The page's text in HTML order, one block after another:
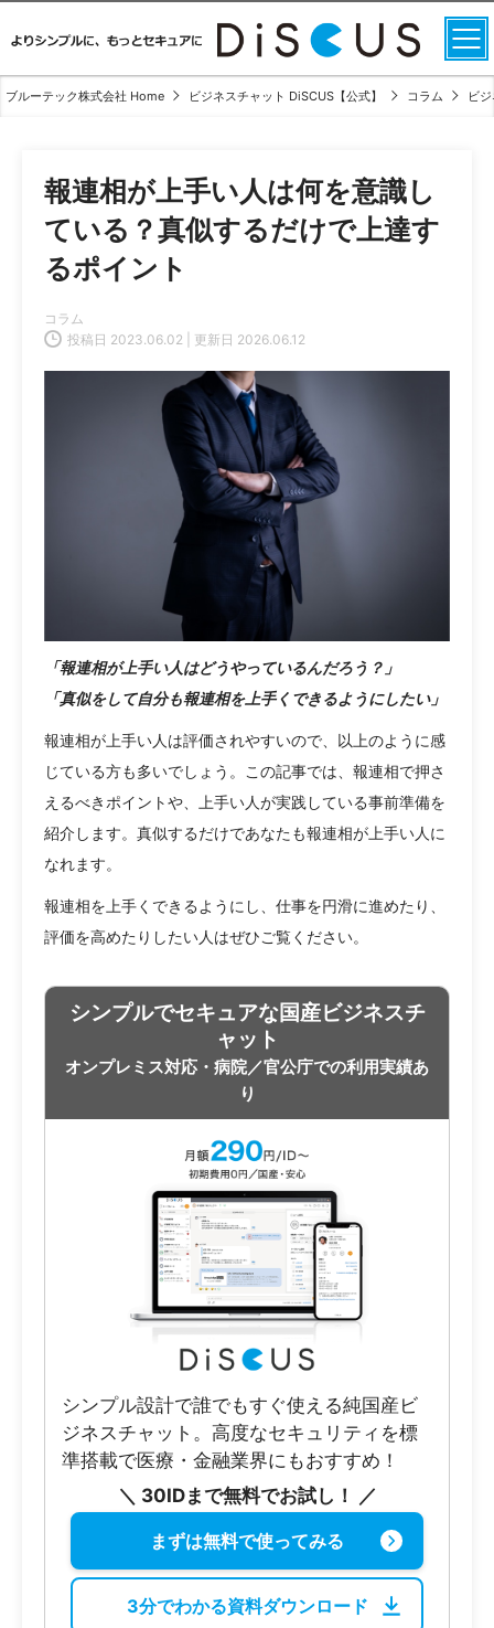
ブルーテック株式会社 Home ビジネスチャット DiSCUS【公式】 コラム ビ
報連相が上手い人は何を意識し
ている？真似するだけで上達す
るポイント
投稿日 2023.06.02 | 更新日 2026.06.12
コラム
「報連相が上手い人はどうやっているんだろう？」
「真似をして自分も報連相を上手くできるようにしたい」
報連相が上手い人は評価されやすいので、以上のように感
じている方も多いでしょう。この記事では、報連相で押さ
えるべきポイントや、上手い人が実践している事前準備を
紹介します。真似するだけであなたも報連相が上手い人に
なれます。
報連相を上手くできるようにし、仕事を円滑に進めたり、
評価を高めたりしたい人はぜひご覧ください。
シンプルでセキュアな国産ビジネスチ
ャット
オンプレミス対応・病院／官公庁での利用実績あ
り
シンプル設計で誰でもすぐ使える純国産ビ
ジネスチャット。高度なセキュリティを標
準搭載で医療・金融業界にもおすすめ！
＼ 30IDまで無料でお試し！ ／
まずは無料で使ってみる
3分でわかる資料ダウンロード